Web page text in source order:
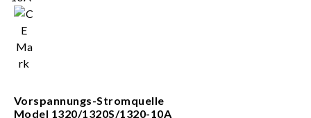
Vorspannungs-Stromquelle
Model 1320/1320S/1320-10A